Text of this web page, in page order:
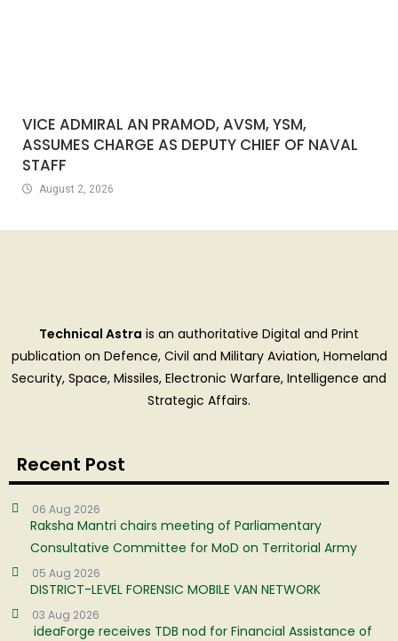
VICE ADMIRAL AN PRAMOD, AVSM, YSM,
ASSUMES CHARGE AS DEPUTY CHIEF OF NAVAL
STAFF
August 2, 2026
Technical Astra is an authoritative Digital and Print
publication on Defence, Civil and Military Aviation, Homeland
Security, Space, Missiles, Electronic Warfare, Intelligence and
Strategic Affairs.
Recent Post
06 Aug 2026
Raksha Mantri chairs meeting of Parliamentary
Consultative Committee for MoD on Territorial Army
05 Aug 2026
DISTRICT-LEVEL FORENSIC MOBILE VAN NETWORK
03 Aug 2026
ideaForge receives TDB nod for Financial Assistance of